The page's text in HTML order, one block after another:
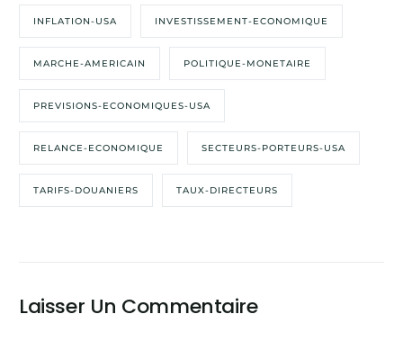
INFLATION-USA INVESTISSEMENT-ECONOMIQUE
MARCHE-AMERICAIN POLITIQUE-MONETAIRE
PREVISIONS-ECONOMIQUES-USA
RELANCE-ECONOMIQUE SECTEURS-PORTEURS-USA
TARIFS-DOUANIERS TAUX-DIRECTEURS
Laisser Un Commentaire